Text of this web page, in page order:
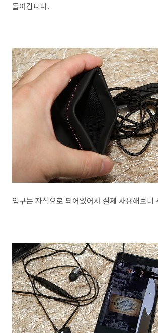
들어갑니다.
입구는 자석으로 되어있어서 실제 사용해보